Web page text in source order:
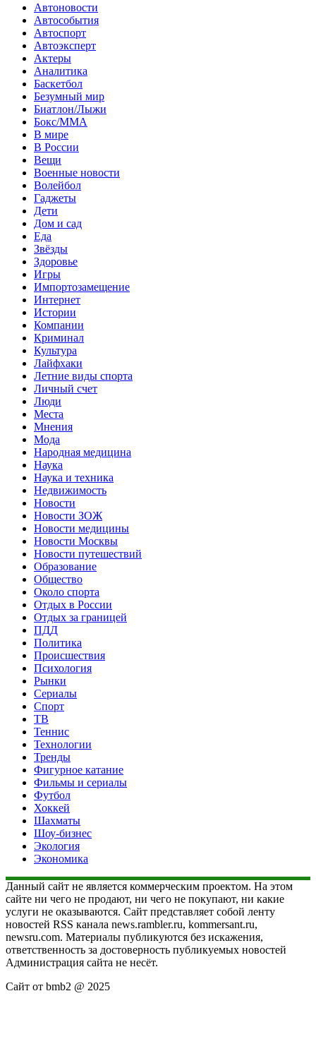
Автоновости
Автособытия
Автоспорт
Автоэксперт
Актеры
Аналитика
Баскетбол
Безумный мир
Биатлон/Лыжи
Бокс/MMA
В мире
В России
Вещи
Военные новости
Волейбол
Гаджеты
Дети
Дом и сад
Еда
Звёзды
Здоровье
Игры
Импортозамещение
Интернет
Истории
Компании
Криминал
Культура
Лайфхаки
Летние виды спорта
Личный счет
Люди
Места
Мнения
Мода
Народная медицина
Наука
Наука и техника
Недвижимость
Новости
Новости ЗОЖ
Новости медицины
Новости Москвы
Новости путешествий
Образование
Общество
Около спорта
Отдых в России
Отдых за границей
ПДД
Политика
Происшествия
Психология
Рынки
Сериалы
Спорт
ТВ
Теннис
Технологии
Тренды
Фигурное катание
Фильмы и сериалы
Футбол
Хоккей
Шахматы
Шоу-бизнес
Экология
Экономика
Данный сайт не является коммерческим проектом. На этом
сайте ни чего не продают, ни чего не покупают, ни какие
услуги не оказываются. Сайт представляет собой ленту
новостей RSS канала news.rambler.ru, kommersant.ru,
newsru.com. Материалы публикуются без искажения,
ответственность за достоверность публикуемых новостей
Администрация сайта не несёт.
Сайт от bmb2 @ 2025